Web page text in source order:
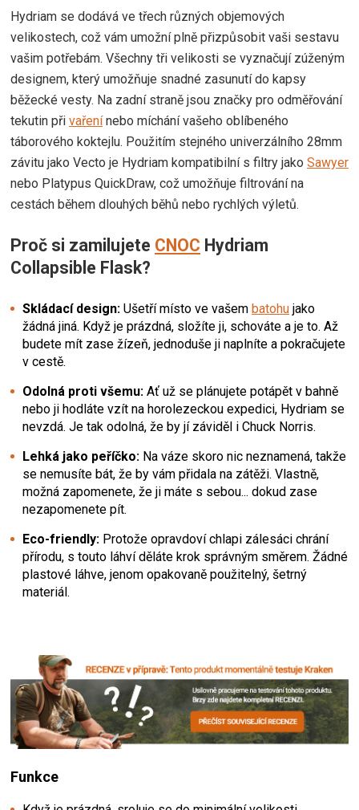
Hydriam se dodává ve třech různých objemových
velikostech, což vám umožní plně přizpůsobit vaši sestavu
vašim potřebám. Všechny tři velikosti se vyznačují zúženým
designem, který umožňuje snadné zasunutí do kapsy
běžecké vesty. Na zadní straně jsou značky pro odměřování
tekutin při vařenínebo míchání vašeho oblíbeného
táborového koktejlu. Použitím stejného univerzálního 28mm
závitu jako Vecto je Hydriam kompatibilní s filtry jako Sawyer
nebo Platypus QuickDraw, což umožňuje filtrování na
cestách během dlouhých běhů nebo rychlých výletů.
Proč si zamilujete CNOC Hydriam
Collapsible Flask?
Skládací design: Ušetří místo ve vašem batohu jako
žádná jiná. Když je prázdná, složíte ji, schováte a je to. Až
budete mít zase žízeň, jednoduše ji naplníte a pokračujete
v cestě.
Odolná proti všemu: Ať už se plánujete potápět v bahně
nebo ji hodláte vzít na horolezeckou expedici, Hydriam se
nevzdá. Je tak odolná, že by jí záviděl i Chuck Norris.
Lehká jako peříčko: Na váze skoro nic neznamená, takže
se nemusíte bát, že by vám přidala na zátěži. Vlastně,
možná zapomenete, že ji máte s sebou... dokud zase
nezapomenete pít.
Eco-friendly: Protože opravdoví chlapi zálesáci chrání
přírodu, s touto láhví děláte krok správným směrem. Žádné
plastové láhve, jenom opakovaně použitelný, šetrný
materiál.
Funkce